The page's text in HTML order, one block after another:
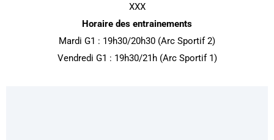
XXX
Horaire des entrainements
Mardi G1 : 19h30/20h30 (Arc Sportif 2)
Vendredi G1 : 19h30/21h (Arc Sportif 1)